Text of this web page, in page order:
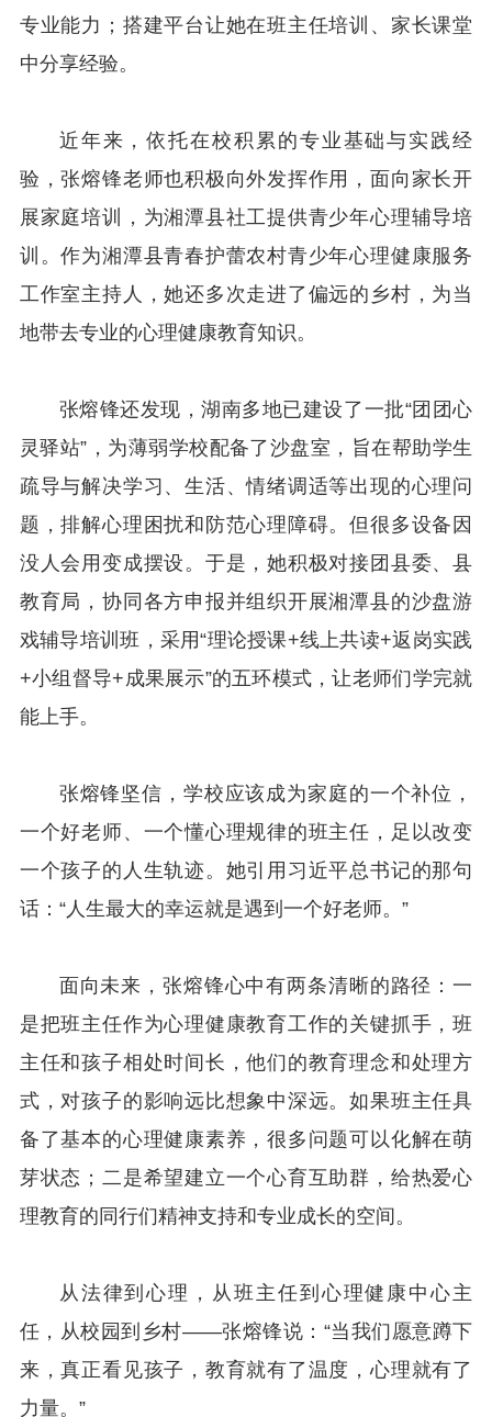
专业能力；搭建平台让她在班主任培训、家长课堂
中分享经验。
近年来，依托在校积累的专业基础与实践经
验，张熔锋老师也积极向外发挥作用，面向家长开
展家庭培训，为湘潭县社工提供青少年心理辅导培
训。作为湘潭县青春护蕾农村青少年心理健康服务
工作室主持人，她还多次走进了偏远的乡村，为当
地带去专业的心理健康教育知识。
张熔锋还发现，湖南多地已建设了一批“团团心
灵驿站”，为薄弱学校配备了沙盘室，旨在帮助学生
疏导与解决学习、生活、情绪调适等出现的心理问
题，排解心理困扰和防范心理障碍。但很多设备因
没人会用变成摆设。于是，她积极对接团县委、县
教育局，协同各方申报并组织开展湘潭县的沙盘游
戏辅导培训班，采用“理论授课+线上共读+返岗实践
+小组督导+成果展示”的五环模式，让老师们学完就
能上手。
张熔锋坚信，学校应该成为家庭的一个补位，
一个好老师、一个懂心理规律的班主任，足以改变
一个孩子的人生轨迹。她引用习近平总书记的那句
话：“人生最大的幸运就是遇到一个好老师。”
面向未来，张熔锋心中有两条清晰的路径：一
是把班主任作为心理健康教育工作的关键抓手，班
主任和孩子相处时间长，他们的教育理念和处理方
式，对孩子的影响远比想象中深远。如果班主任具
备了基本的心理健康素养，很多问题可以化解在萌
芽状态；二是希望建立一个心育互助群，给热爱心
理教育的同行们精神支持和专业成长的空间。
从法律到心理，从班主任到心理健康中心主
任，从校园到乡村——张熔锋说：“当我们愿意蹲下
来，真正看见孩子，教育就有了温度，心理就有了
力量。”